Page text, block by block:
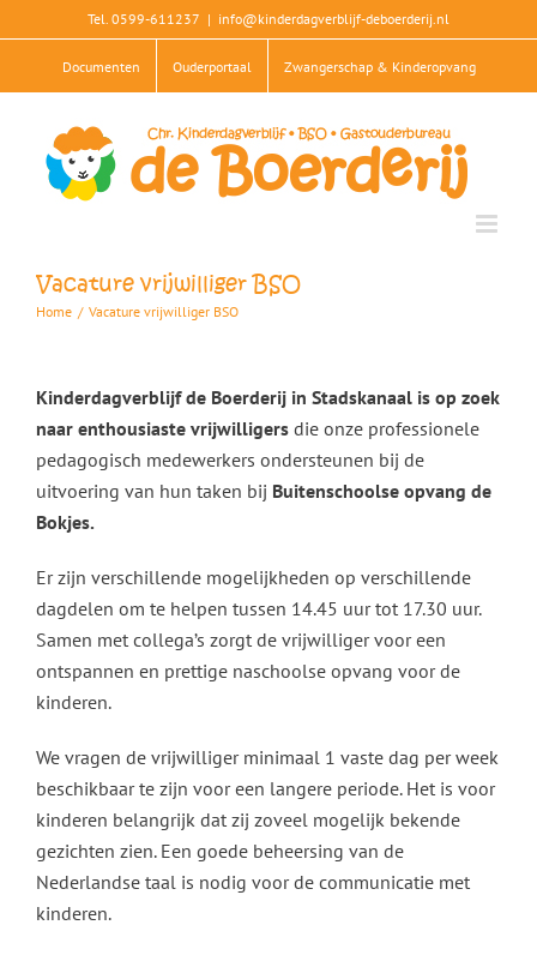
to
Tel. 0599-611237 | info@kinderdagverblijf-deboerderij.nl
Documenten Ouderportaal Zwangerschap & Kinderopvang
Vacature vrijwilliger BSO
Home / Vacature vrijwilliger BSO
Kinderdagverblijf de Boerderij in Stadskanaal is op zoek
naar enthousiaste vrijwilligers die onze professionele
pedagogisch medewerkers ondersteunen bij de
uitvoering van hun taken bij Buitenschoolse opvang de
Bokjes.
Er zijn verschillende mogelijkheden op verschillende
dagdelen om te helpen tussen 14.45 uur tot 17.30 uur.
Samen met collega’s zorgt de vrijwilliger voor een
ontspannen en prettige naschoolse opvang voor de
kinderen.
We vragen de vrijwilliger minimaal 1 vaste dag per week
beschikbaar te zijn voor een langere periode. Het is voor
kinderen belangrijk dat zij zoveel mogelijk bekende
gezichten zien. Een goede beheersing van de
Nederlandse taal is nodig voor de communicatie met
kinderen.